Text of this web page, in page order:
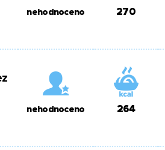
nehodnoceno 270
nehodnoceno 264